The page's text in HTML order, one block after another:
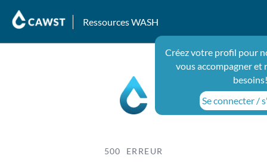
Ressources WASH
Créez votre profil pour
vous accompagner et
besoins!
Se connecter /
500 ERREUR